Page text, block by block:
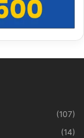
(107)
(14)